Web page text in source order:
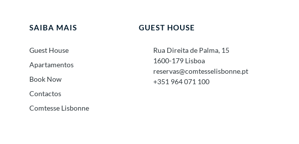
SAIBA MAIS
Guest House
Apartamentos
Book Now
Contactos
Comtesse Lisbonne
GUEST HOUSE
Rua Direita de Palma, 15
1600-179 Lisboa
reservas@comtesselisbonne.pt
+351 964 071 100